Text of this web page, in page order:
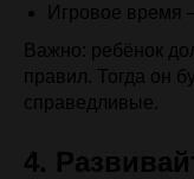
Игровое время
Важно: ребёнок
правил. Тогда он
справедливые.
4.